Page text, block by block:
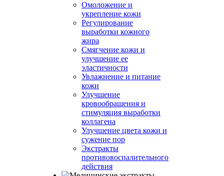
Омоложение и
укрепление кожи
Регулирование
выработки кожного
жира
Смягчение кожи и
улучшение ее
эластичности
Увлажнение и питание
кожи
Улучшение
кровообращения и
стимуляция выработки
коллагена
Улучшение цвета кожи и
сужение пор
Экстракты
противовоспалительного
действия